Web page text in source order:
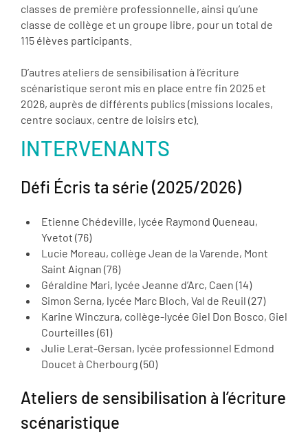
classes de première professionnelle, ainsi qu’une
classe de collège et un groupe libre, pour un total de
115 élèves participants.
D’autres ateliers de sensibilisation à l’écriture
scénaristique seront mis en place entre fin 2025 et
2026, auprès de différents publics (missions locales,
centre sociaux, centre de loisirs etc).
INTERVENANTS
Défi Écris ta série (2025/2026)
Etienne Chédeville, lycée Raymond Queneau,
Yvetot (76)
Lucie Moreau, collège Jean de la Varende, Mont
Saint Aignan (76)
Géraldine Mari, lycée Jeanne d’Arc, Caen (14)
Simon Serna, lycée Marc Bloch, Val de Reuil (27)
Karine Winczura, collège-lycée Giel Don Bosco, Giel
Courteilles (61)
Julie Lerat-Gersan, lycée professionnel Edmond
Doucet à Cherbourg (50)
Ateliers de sensibilisation à l’écriture
scénaristique